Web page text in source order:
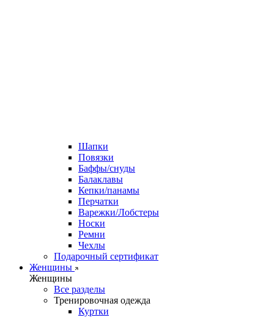
Шапки
Повязки
Баффы/снуды
Балаклавы
Кепки/панамы
Перчатки
Варежки/Лобстеры
Носки
Ремни
Чехлы
Подарочный сертификат
Женщины
Женщины
Все разделы
Тренировочная одежда
Куртки